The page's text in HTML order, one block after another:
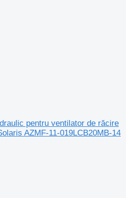
pentru ventilator de răcire
AZMF-11-019LCB20MB-14